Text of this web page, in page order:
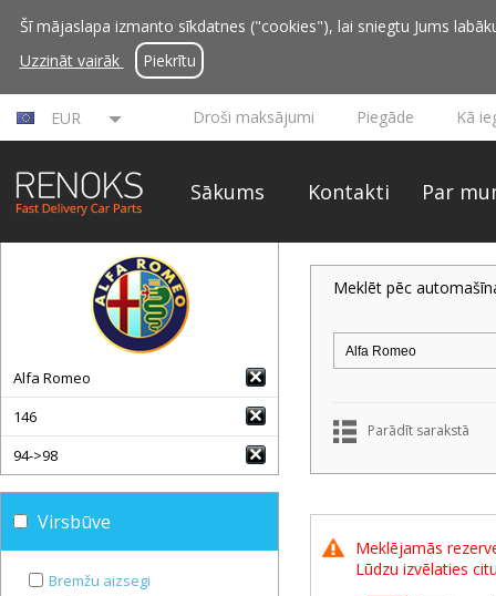
Šī mājaslapa izmanto sīkdatnes ("cookies"), lai sniegtu Jums
Uzzināt vairāk
Piekrītu
EUR Droši maksājumi Piegāde Kā
Sākums Kontakti Par
Alfa Romeo
146
94->98
Virsbūve
Bremžu aizsegi
Meklēt pēc
Parādīt sarakstā
Meklējamās
Lūdzu izvēlaties